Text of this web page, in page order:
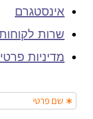
אינסטגרם
שרות
מדיניות